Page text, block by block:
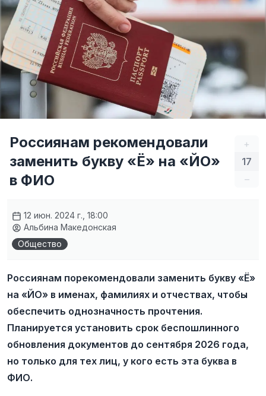
+
17
–
Россиянам рекомендовали
заменить букву «Ё» на «ЙО»
в ФИО
12 июн. 2024 г., 18:00
Альбина Македонская
Общество
Россиянам порекомендовали заменить букву «Ё»
на «ЙО» в именах, фамилиях и отчествах, чтобы
обеспечить однозначность прочтения.
Планируется установить срок беспошлинного
обновления документов до сентября 2026 года,
но только для тех лиц, у кого есть эта буква в
ФИО.